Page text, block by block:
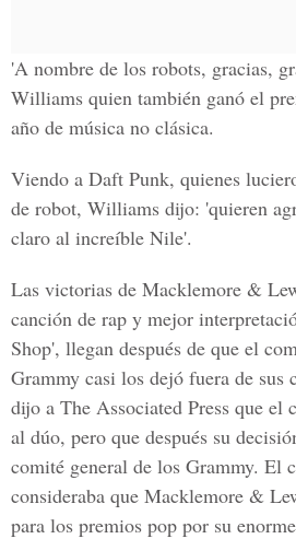
'A nombre de los robots, gracias,
Williams quien también ganó el
año de música no clásica.
Viendo a Daft Punk, quienes
de robot, Williams dijo: 'quieren
claro al increíble Nile'.
Las victorias de Macklemore &
canción de rap y mejor
Shop', llegan después de que el
Grammy casi los dejó fuera de sus
dijo a The Associated Press que el
al dúo, pero que después su
comité general de los Grammy. El
consideraba que Macklemore &
para los premios pop por su